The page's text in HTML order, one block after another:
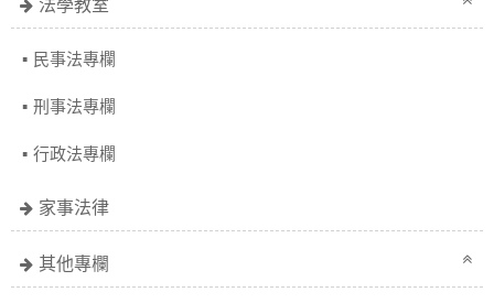
民事法專欄
刑事法專欄
行政法專欄
家事法律
其他專欄